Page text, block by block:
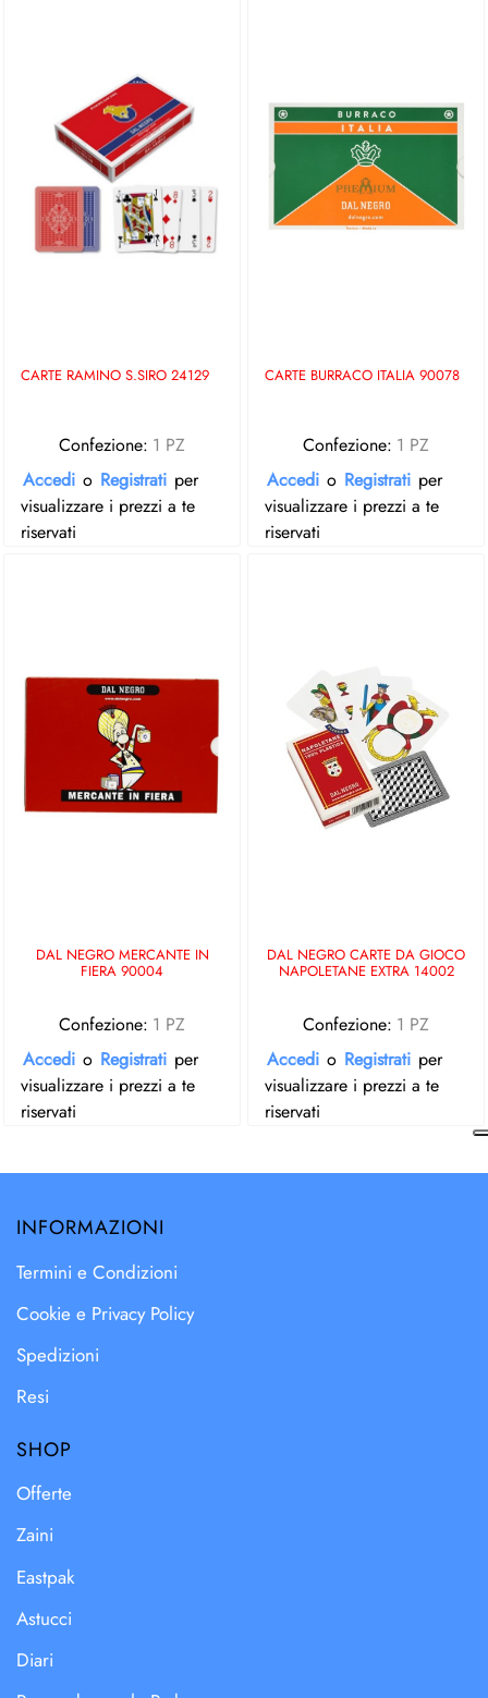
CARTE RAMINO S.SIRO 24129
Confezione: 1 PZ
Accedi o Registrati per
visualizzare i prezzi a te
riservati
CARTE BURRACO ITALIA 90078
Confezione: 1 PZ
Accedi o Registrati per
visualizzare i prezzi a te
riservati
DAL NEGRO MERCANTE IN
FIERA 90004
Confezione: 1 PZ
Accedi o Registrati per
visualizzare i prezzi a te
riservati
DAL NEGRO CARTE DA GIOCO
NAPOLETANE EXTRA 14002
Confezione: 1 PZ
Accedi o Registrati per
visualizzare i prezzi a te
riservati
INFORMAZIONI
Termini e Condizioni
Cookie e Privacy Policy
Spedizioni
Resi
SHOP
Offerte
Zaini
Eastpak
Astucci
Diari